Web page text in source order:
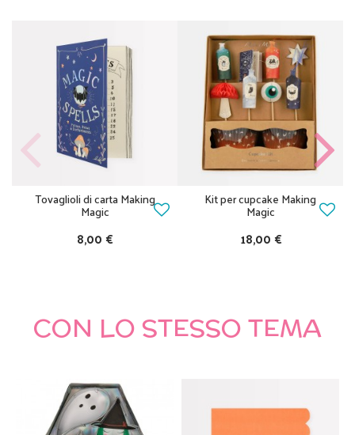
Tovaglioli di carta Making
Magic
8,00 €
Kit per cupcake Making
Magic
18,00 €
CON LO STESSO TEMA